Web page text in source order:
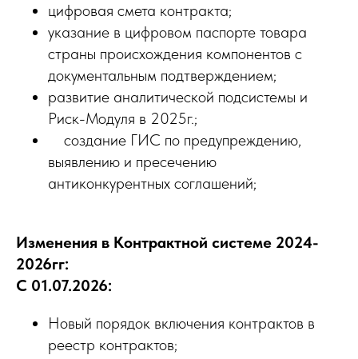
цифровая смета контракта;
указание в цифровом паспорте товара
страны происхождения компонентов с
документальным подтверждением;
развитие аналитической подсистемы и
Риск-Модуля в 2025г.;
создание ГИС по предупреждению,
выявлению и пресечению
антиконкурентных соглашений;
Изменения в Контрактной системе 2024-
2026гг:
C 01.07.2026:
Новый порядок включения контрактов в
реестр контрактов;